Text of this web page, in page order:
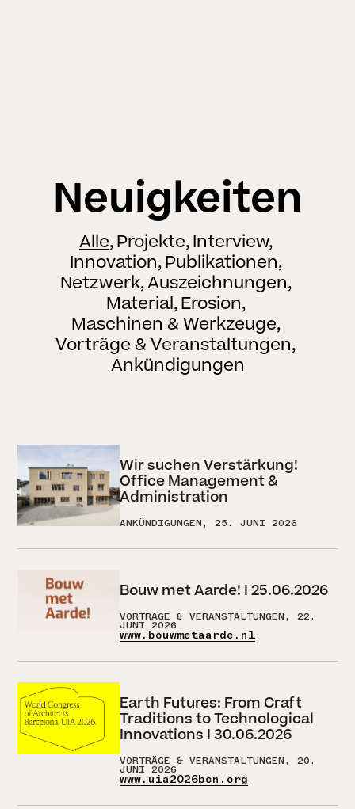
Neuigkeiten
Alle Projekte Interview
Innovation Publikationen
Netzwerk Auszeichnungen
Material Erosion
Maschinen & Werkzeuge
Vorträge & Veranstaltungen
Ankündigungen
Wir suchen Verstärkung!
Office Management &
Administration
ANKÜNDIGUNGEN, 25. JUNI 2026
Bouw met Aarde! I 25.06.2026
VORTRÄGE & VERANSTALTUNGEN, 22.
JUNI 2026
www.bouwmetaarde.nl
Earth Futures: From Craft
Traditions to Technological
Innovations I 30.06.2026
VORTRÄGE & VERANSTALTUNGEN, 20.
JUNI 2026
www.uia2026bcn.org